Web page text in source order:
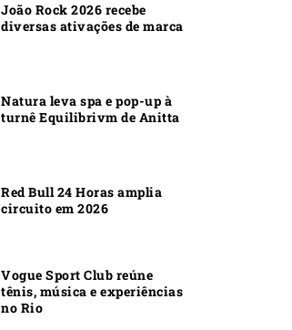
João Rock 2026 recebe
diversas ativações de marca
Natura leva spa e pop-up à
turnê Equilibrivm de Anitta
Red Bull 24 Horas amplia
circuito em 2026
Vogue Sport Club reúne
tênis, música e experiências
no Rio